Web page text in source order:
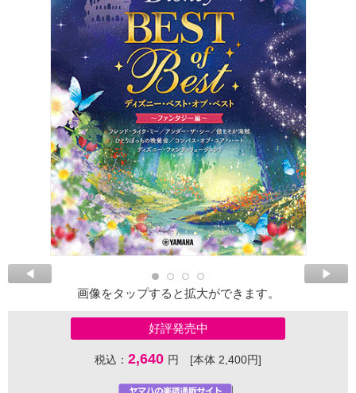
画像をタップすると拡大ができます。
好評発売中
税込： 2,640 円 [本体 2,400円]